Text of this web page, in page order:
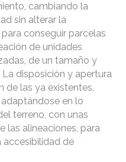
cambiando la
sin alterar la
conseguir parcelas
de unidades
de un tamaño y
disposición y apertura
de las ya existentes,
en lo
terreno, con unas
las alineaciones, para
accesibilidad de